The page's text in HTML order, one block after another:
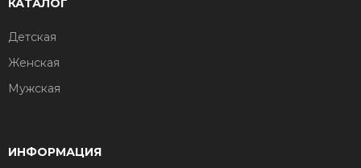
КАТАЛОГ
Детская
Женская
Мужская
ИНФОРМАЦИЯ